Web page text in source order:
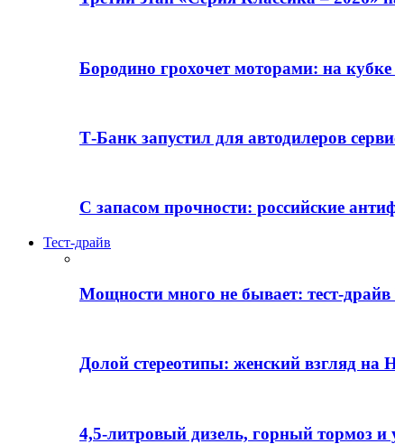
Бородино грохочет моторами: на
Т-Банк запустил для автодилеров
С запасом прочности: российские
Тест-драйв
Мощности много не бывает: тест-
Долой стереотипы: женский взгляд на
4,5-литровый дизель, горный тормоз и